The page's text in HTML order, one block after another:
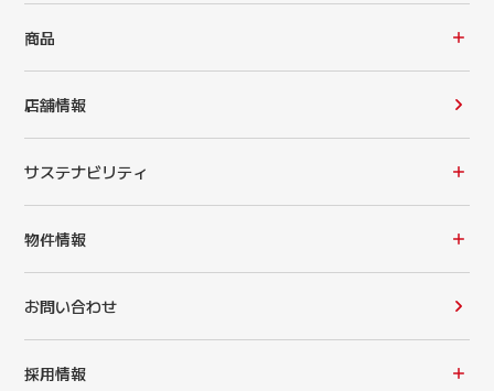
商品
店舗情報
サステナビリティ
物件情報
お問い合わせ
採用情報